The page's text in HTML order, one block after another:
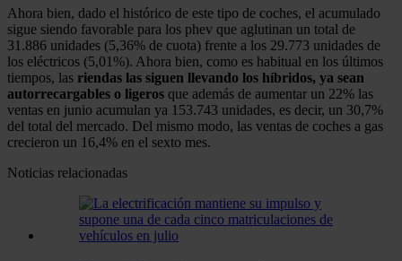
Ahora bien, dado el histórico de este tipo de coches, el acumulado
sigue siendo favorable para los phev que aglutinan un total de
31.886 unidades (5,36% de cuota) frente a los 29.773 unidades de
los eléctricos (5,01%). Ahora bien, como es habitual en los últimos
tiempos, las riendas las siguen llevando los híbridos, ya sean
autorrecargables o ligeros que además de aumentar un 22% las
ventas en junio acumulan ya 153.743 unidades, es decir, un 30,7%
del total del mercado. Del mismo modo, las ventas de coches a gas
crecieron un 16,4% en el sexto mes.
Noticias relacionadas